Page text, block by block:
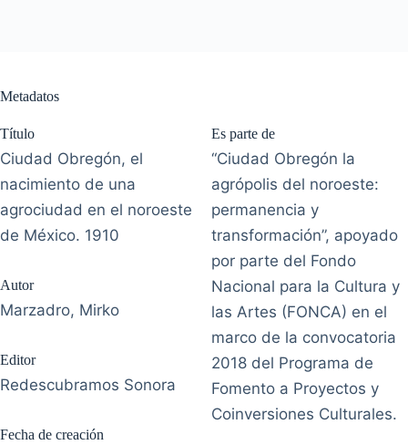
Metadatos
Título
Ciudad Obregón, el
nacimiento de una
agrociudad en el noroeste
de México. 1910
Autor
Marzadro, Mirko
Editor
Redescubramos Sonora
Fecha de creación
Es parte de
“Ciudad Obregón la
agrópolis del noroeste:
permanencia y
transformación”, apoyado
por parte del Fondo
Nacional para la Cultura y
las Artes (FONCA) en el
marco de la convocatoria
2018 del Programa de
Fomento a Proyectos y
Coinversiones Culturales.